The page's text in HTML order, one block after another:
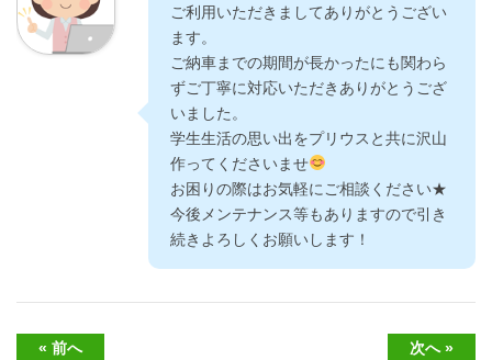
ご利用いただきましてありがとうござい
ます。
ご納車までの期間が長かったにも関わら
ずご丁寧に対応いただきありがとうござ
いました。
学生生活の思い出をプリウスと共に沢山
作ってくださいませ
お困りの際はお気軽にご相談ください★
今後メンテナンス等もありますので引き
続きよろしくお願いします！
« 前へ 次へ »